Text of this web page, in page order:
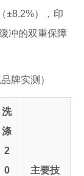
±8.2%），印
冲的双重保障
牌实测）
洗
涤
2
0
主要技